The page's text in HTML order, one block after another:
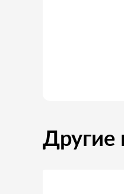
Другие